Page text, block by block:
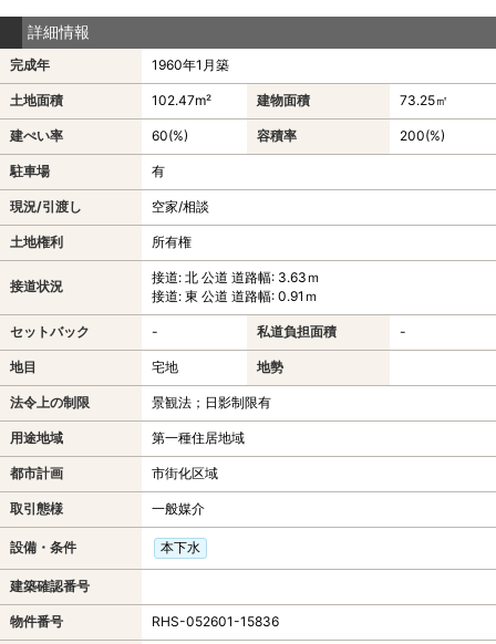
詳細情報
完成年 1960年1月築
土地面積 102.47m² 建物面積 73.25㎡
建ぺい率 60(%) 容積率 200(%)
駐車場 有
現況/引渡し 空家/相談
土地権利 所有権
接道状況
接道: 北 公道 道路幅: 3.63ｍ
接道: 東 公道 道路幅: 0.91ｍ
セットバック - 私道負担面積 -
地目 宅地 地勢
法令上の制限 景観法；日影制限有
用途地域 第一種住居地域
都市計画 市街化区域
取引態様 一般媒介
設備・条件 本下水
建築確認番号
物件番号 RHS-052601-15836